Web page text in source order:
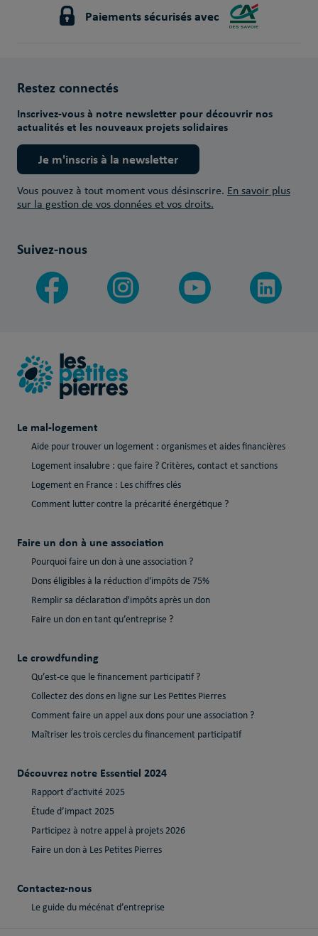
Paiements sécurisés avec
Restez connectés
Inscrivez-vous à notre newsletter pour découvrir nos
actualités et les nouveaux projets solidaires
Je m'inscris à la newsletter
Vous pouvez à tout moment vous désinscrire. En savoir plus
sur la gestion de vos données et vos droits.
Suivez-nous
Le mal-logement
Aide pour trouver un logement : organismes et aides financières
Logement insalubre : que faire ? Critères, contact et sanctions
Logement en France : Les chiffres clés
Comment lutter contre la précarité énergétique ?
Faire un don à une association
Pourquoi faire un don à une association ?
Dons éligibles à la réduction d'impôts de 75%
Remplir sa déclaration d'impôts après un don
Faire un don en tant qu’entreprise ?
Le crowdfunding
Qu’est-ce que le financement participatif ?
Collectez des dons en ligne sur Les Petites Pierres
Comment faire un appel aux dons pour une association ?
Maîtriser les trois cercles du financement participatif
Découvrez notre Essentiel 2024
Rapport d’activité 2025
Étude d’impact 2025
Participez à notre appel à projets 2026
Faire un don à Les Petites Pierres
Contactez-nous
Le guide du mécénat d’entreprise